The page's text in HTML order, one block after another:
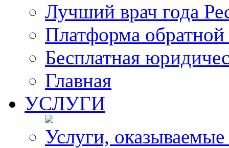
Лучший врач года
Платформа
Бесплатная
Главная
УСЛУГИ
Услуги,